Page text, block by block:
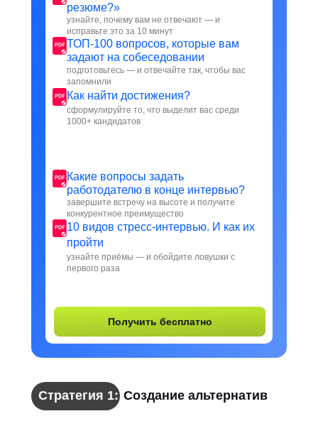
Получить бесплатно
Какие вопросы задать
работодателю в конце интервью?
завершите встречу на высоте и получите
конкурентное преимущество
10 видов стресс-интервью. И как их
пройти
узнайте приёмы — и обойдите ловушки с
первого раза
резюме?»
узнайте, почему вам не отвечают — и
исправьте это за 10 минут
ТОП-100 вопросов, которые вам
задают на собеседовании
подготовьтесь — и отвечайте так, чтобы вас
запомнили
Как найти достижения?
сформулируйте то, что выделит вас среди
1000+ кандидатов
Стратегия 1: Создание альтернатив